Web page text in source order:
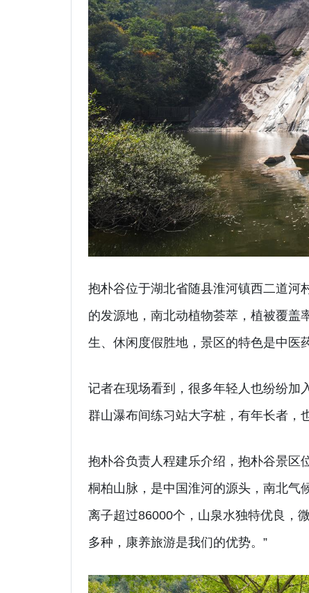
抱朴谷位于湖北省随县淮河镇西二道河
的发源地，南北动植物荟萃，植被覆盖
生、休闲度假胜地，景区的特色是中医
记者在现场看到，很多年轻人也纷纷加
群山瀑布间练习站大字桩，有年长者，
抱朴谷负责人程建乐介绍，抱朴谷景区
桐柏山脉，是中国淮河的源头，南北气
离子超过86000个，山泉水独特优良，
多种，康养旅游是我们的优势。”